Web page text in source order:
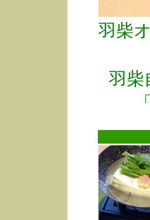
羽柴
羽柴